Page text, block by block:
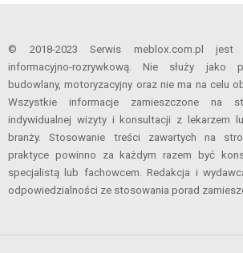
© 2018-2023 Serwis meblox.com.pl jest
informacyjno-rozrywkową. Nie służy jako
budowlany, motoryzacyjny oraz nie ma na celu
Wszystkie informacje zamieszczone na
indywidualnej wizyty i konsultacji z lekarzem
branży. Stosowanie treści zawartych na
praktyce powinno za każdym razem być
specjalistą lub fachowcem. Redakcja i
odpowiedzialności ze stosowania porad